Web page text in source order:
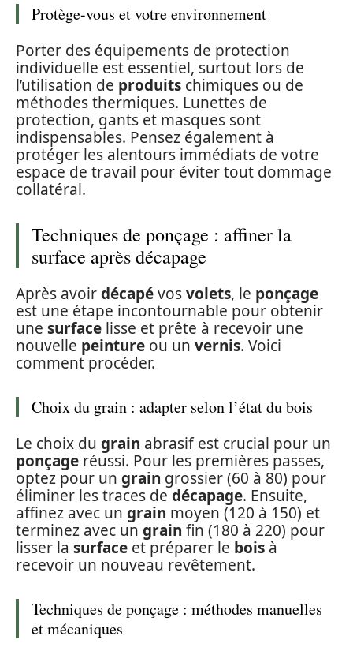
Protège-vous et votre environnement
Porter des équipements de protection
individuelle est essentiel, surtout lors de
l’utilisation de produits chimiques ou de
méthodes thermiques. Lunettes de
protection, gants et masques sont
indispensables. Pensez également à
protéger les alentours immédiats de votre
espace de travail pour éviter tout dommage
collatéral.
Techniques de ponçage : affiner la
surface après décapage
Après avoirdécapévosvolets, le ponçage
est une étape incontournable pour obtenir
une surface lisse et prête à recevoir une
nouvelle peinture ou un vernis. Voici
comment procéder.
Choix du grain : adapter selon l’état du bois
Le choix du grain abrasif est crucial pour un
ponçage réussi. Pour les premières passes,
optez pour un grain grossier (60 à 80) pour
éliminer les traces de décapage. Ensuite,
affinez avec un grain moyen (120 à 150) et
terminez avec un grain fin (180 à 220) pour
lisser la surface et préparer le bois à
recevoir un nouveau revêtement.
Techniques de ponçage : méthodes manuelles
et mécaniques